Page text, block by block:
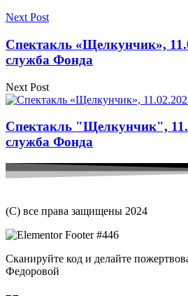
Next Post
Спектакль «Щелкунчик»,
служба Фонда
Next Post
Спектакль "Щелкунчик",
служба Фонда
(С) все права защищены 2024
Сканируйте код и делайте
Федоровой